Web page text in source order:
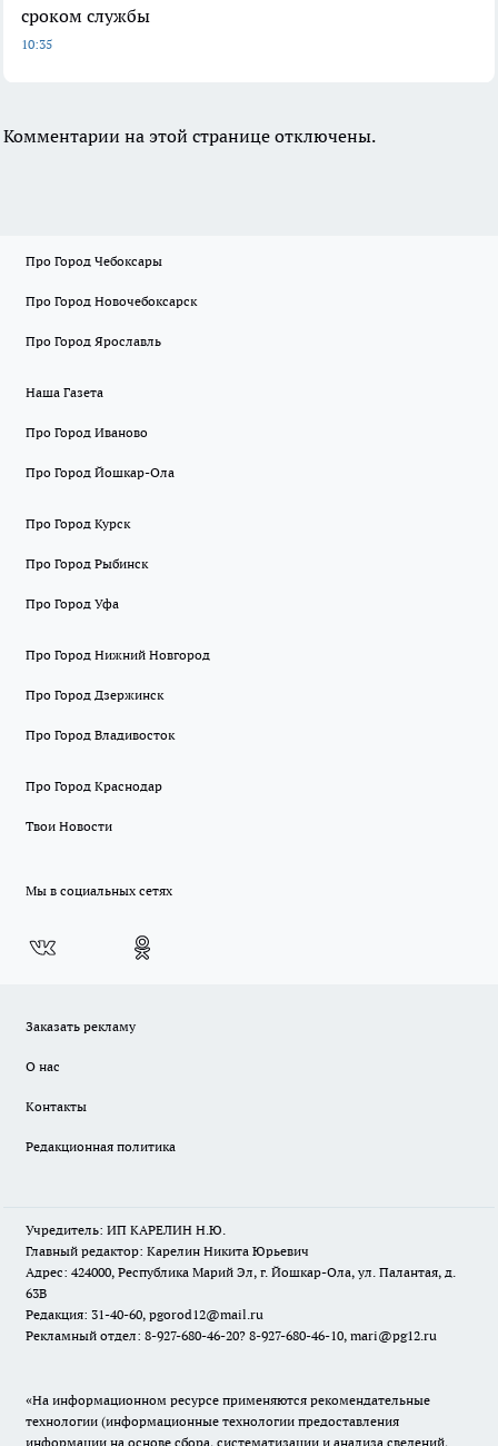
сроком службы
10:35
Комментарии на этой странице отключены.
Про Город Чебоксары
Про Город Новочебоксарск
Про Город Ярославль
Наша Газета
Про Город Иваново
Про Город Йошкар-Ола
Про Город Курск
Про Город Рыбинск
Про Город Уфа
Про Город Нижний Новгород
Про Город Дзержинск
Про Город Владивосток
Про Город Краснодар
Твои Новости
Мы в социальных сетях
Заказать рекламу
О нас
Контакты
Редакционная политика
Учредитель: ИП КАРЕЛИН Н.Ю.
Главный редактор: Карелин Никита Юрьевич
Адрес: 424000, Республика Марий Эл, г. Йошкар-Ола, ул. Палантая, д.
63В
Редакция: 31-40-60, pgorod12@mail.ru
Рекламный отдел: 8-927-680-46-20? 8-927-680-46-10, mari@pg12.ru
«На информационном ресурсе применяются рекомендательные
технологии (информационные технологии предоставления
информации на основе сбора, систематизации и анализа сведений,